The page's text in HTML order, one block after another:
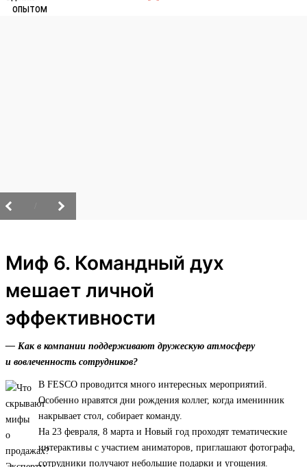
Миф 6. Командный дух
мешает личной
эффективности
— Как в компании поддерживают дружескую атмосферу
и вовлеченность сотрудников?
В FESCO проводится много интересных мероприятий.
Особенно нравятся дни рождения коллег, когда именинник
накрывает стол, собирает команду.
На 23 февраля, 8 марта и Новый год проходят тематические
интерактивы с участием аниматоров, приглашают фотографа,
сотрудники получают небольшие подарки и угощения.